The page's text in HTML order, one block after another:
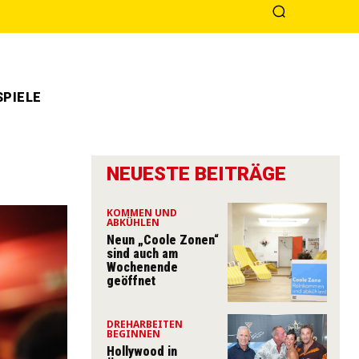
NEUESTE BEITRÄGE
KOMMEN UND
ABKÜHLEN
Neun „Coole Zonen“
sind auch am
Wochenende
geöffnet
DREHARBEITEN
BEGINNEN
Hollywood in